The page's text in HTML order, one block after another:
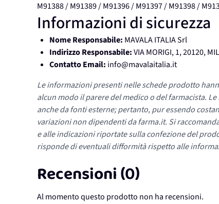
M91388 / M91389 / M91396 / M91397 / M91398 /
Informazioni di sicurezza
Nome Responsabile: MAVALA ITALIA Srl
Indirizzo Responsabile:VIA MORIGI, 1, 20120,
Contatto Email: info@mavalaitalia.it
Le informazioni presenti nelle schede prodotto
alcun modo il parere del medico o del farmacista.
anche da fonti esterne; pertanto, pur essendo
variazioni non dipendenti da farma.it. Si
e alle indicazioni riportate sulla confezione del
risponde di eventuali difformità rispetto alle
Recensioni (0)
Al momento questo prodotto non ha recensioni.